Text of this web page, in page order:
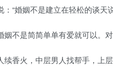
“婚姻不是建立在轻松的谈天
不是简简单单有爱就可以。对
香火，中层男人找帮手，上层